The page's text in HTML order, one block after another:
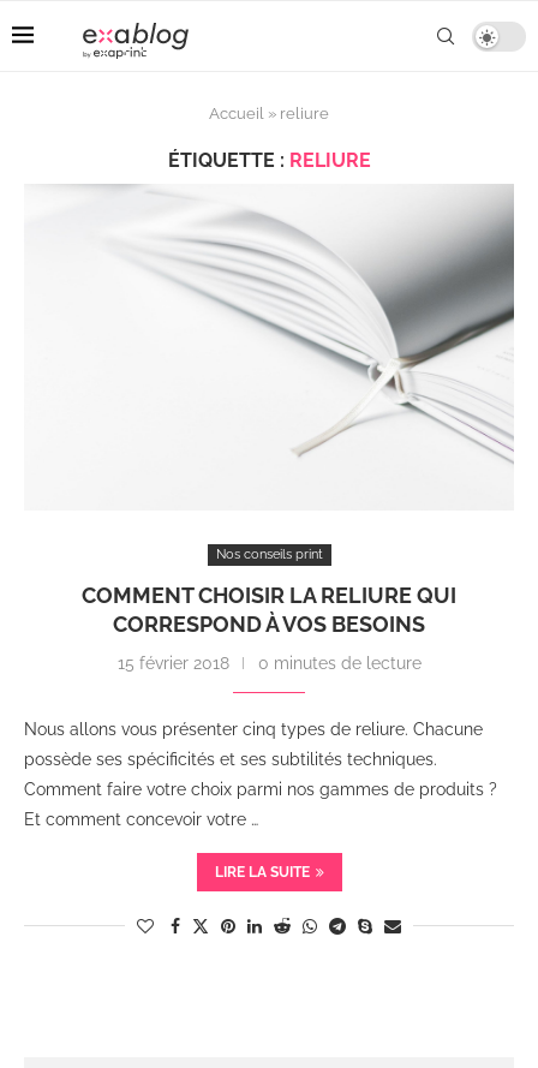
Accueil » reliure
ÉTIQUETTE : RELIURE
Nos conseils print
COMMENT CHOISIR LA RELIURE QUI
CORRESPOND À VOS BESOINS
15 février 2018 0 minutes de lecture
Nous allons vous présenter cinq types de reliure. Chacune
possède ses spécificités et ses subtilités techniques.
Comment faire votre choix parmi nos gammes de produits ?
Et comment concevoir votre …
LIRE LA SUITE